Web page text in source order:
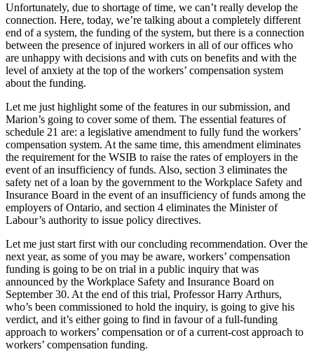
Unfortunately, due to shortage of time, we can’t really develop the
connection. Here, today, we’re talking about a completely different
end of a system, the funding of the system, but there is a connection
between the presence of injured workers in all of our offices who
are unhappy with decisions and with cuts on benefits and with the
level of anxiety at the top of the workers’ compensation system
about the funding.
Let me just highlight some of the features in our submission, and
Marion’s going to cover some of them. The essential features of
schedule 21 are: a legislative amendment to fully fund the workers’
compensation system. At the same time, this amendment eliminates
the requirement for the WSIB to raise the rates of employers in the
event of an insufficiency of funds. Also, section 3 eliminates the
safety net of a loan by the government to the Workplace Safety and
Insurance Board in the event of an insufficiency of funds among the
employers of Ontario, and section 4 eliminates the Minister of
Labour’s authority to issue policy directives.
Let me just start first with our concluding recommendation. Over the
next year, as some of you may be aware, workers’ compensation
funding is going to be on trial in a public inquiry that was
announced by the Workplace Safety and Insurance Board on
September 30. At the end of this trial, Professor Harry Arthurs,
who’s been commissioned to hold the inquiry, is going to give his
verdict, and it’s either going to find in favour of a full-funding
approach to workers’ compensation or of a current-cost approach to
workers’ compensation funding.